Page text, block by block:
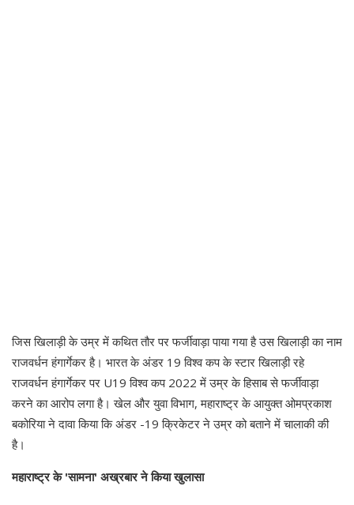
जिस खिलाड़ी के उम्र में कथित तौर पर फर्जीवाड़ा पाया गया है उस खिलाड़ी का नाम
राजवर्धन हंगार्गेकर है। भारत के अंडर 19 विश्व कप के स्टार खिलाड़ी रहे
राजवर्धन हंगार्गेकर पर U19 विश्व कप 2022 में उम्र के हिसाब से फर्जीवाड़ा
करने का आरोप लगा है। खेल और युवा विभाग, महाराष्ट्र के आयुक्त ओमप्रकाश
बकोरिया ने दावा किया कि अंडर -19 क्रिकेटर ने उम्र को बताने में चालाकी की
है।
महाराष्ट्र के 'सामना' अख्रबार ने किया खुलासा